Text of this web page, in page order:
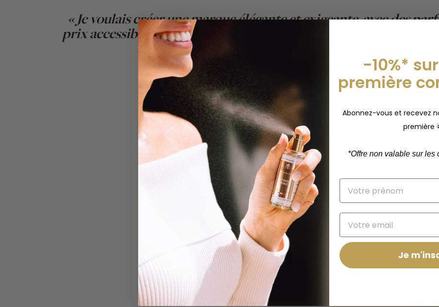
« Je voulais créer une marque élégante et exigeante, avec des
prix accessible, pour que chacun puisse se composer un
de se limiter à un seul parfum. »
-10%*
première
Abonnez-vous et recevez
première
*Offre non valable sur les
Je